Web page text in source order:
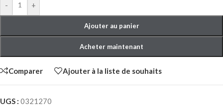
- +
Ajouter au panier
Acheter maintenant
Comparer Ajouter à la liste de souhaits
UGS : 0321270